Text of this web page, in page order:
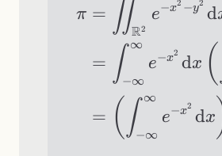
π = ∬R2
e−x2 −y2 d
= ∫−∞
∞
e−x2 dx (
= ( ∫−∞
∞
e−x2 dx